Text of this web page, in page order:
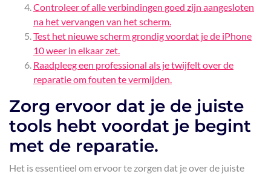
Controleer of alle verbindingen goed zijn aangesloten
na het vervangen van het scherm.
Test het nieuwe scherm grondig voordat je de iPhone
10 weer in elkaar zet.
Raadpleeg een professional als je twijfelt over de
reparatie om fouten te vermijden.
Zorg ervoor dat je de juiste
tools hebt voordat je begint
met de reparatie.
Het is essentieel om ervoor te zorgen dat je over de juiste